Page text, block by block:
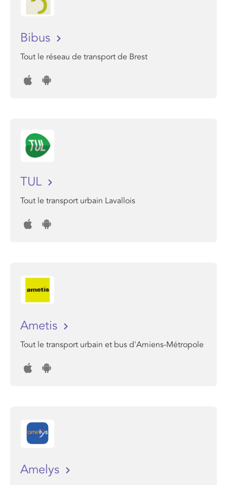
Bibus
Tout le réseau de transport de Brest
TUL
Tout le transport urbain Lavallois
Ametis
Tout le transport urbain et bus d'Amiens-Métropole
Amelys